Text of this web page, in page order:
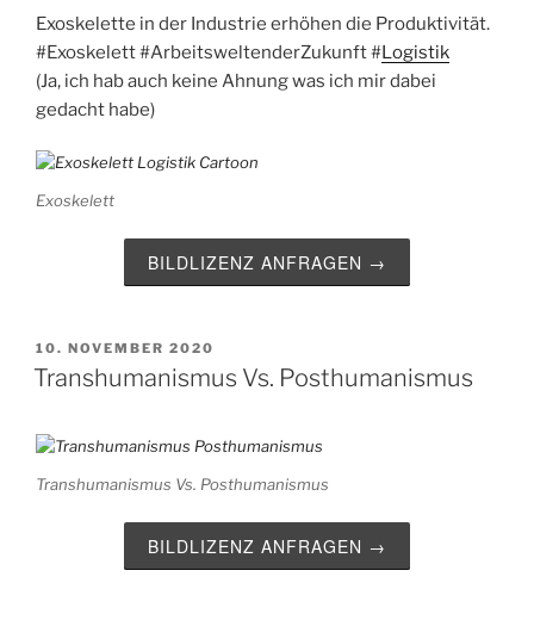
Exoskelette in der Industrie erhöhen die Produktivität.
#Exoskelett#ArbeitsweltenderZukunft#Logistik
(Ja, ich hab auch keine Ahnung was ich mir dabei
gedacht habe)
Exoskelett
BILDLIZENZ ANFRAGEN →
VERÖFFENTLICHT
AM
10. NOVEMBER 2020
Transhumanismus Vs. Posthumanismus
Transhumanismus Vs. Posthumanismus
BILDLIZENZ ANFRAGEN →